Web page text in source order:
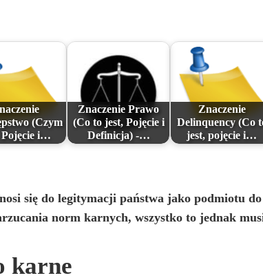
(Czym
Pojęcie i…
Znaczenie Prawo
(Co to jest, Pojęcie i
Definicja) -…
Znaczenie
Delinquency (Co
jest, pojęcie i…
się do legitymacji państwa jako podmiotu
norm karnych, wszystko to jednak
karne